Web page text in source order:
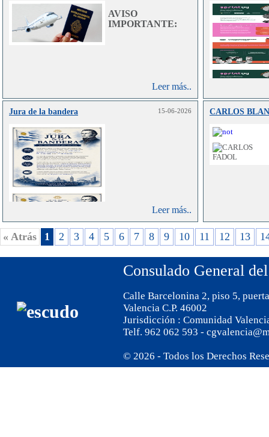
AVISO
IMPORTANTE:
Leer más..
Jura de la bandera 15-06-2026
Leer más..
CARLOS
« Atrás 1 2 3 4 5 6 7 8 9 10 11 12 13
Consulado General
Calle Barcelonina 2, piso 5,
Valencia C.P. 46002
Jurisdicción : Comunidad
Telf. 962 062 593 -
© 2026 - Todos los Derechos